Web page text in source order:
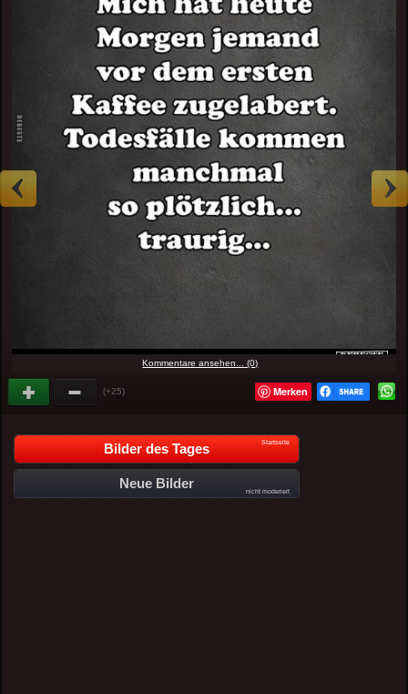
Kommentare ansehen... (0)
(+25) Merken
Bilder des Tages Startseite
Neue Bilder
nicht moderiert